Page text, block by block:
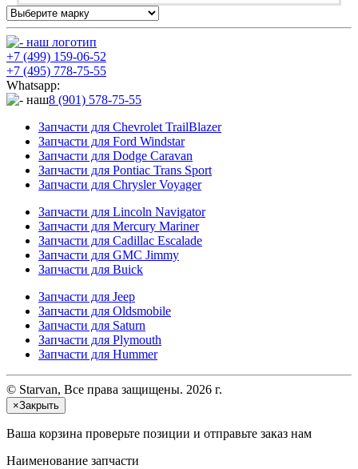
+7 (499) 159-06-52
+7 (495) 778-75-55
Whatsapp:
8 (901) 578-75-55
Запчасти для Chevrolet TrailBlazer
Запчасти для Ford Windstar
Запчасти для Dodge Caravan
Запчасти для Pontiac Trans Sport
Запчасти для Chrysler Voyager
Запчасти для Lincoln Navigator
Запчасти для Mercury Mariner
Запчасти для Cadillac Escalade
Запчасти для GMC Jimmy
Запчасти для Buick
Запчасти для Jeep
Запчасти для Oldsmobile
Запчасти для Saturn
Запчасти для Plymouth
Запчасти для Hummer
© Starvan, Все права защищены. 2026 г.
×Закрыть
Ваша корзина проверьте позиции и отправьте заказ нам
Наименование запчасти